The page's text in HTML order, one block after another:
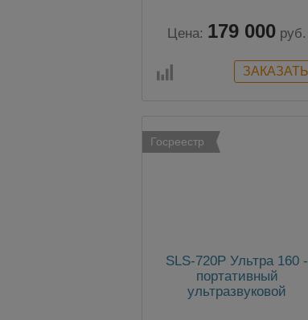
Цена: 179 000 руб.
Госреестр
SLS-720P Ультра 160 -
портативный
ультразвуковой